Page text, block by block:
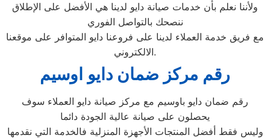
ولأننا نعلم بأن خدمات صيانة دايو لدينا هي الأفضل على الإطلاق
ننصحك بالتواصل الفوري
مع فريق خدمة العملاء لدينا على فروعنا دايو المتوافر على موقعنا
الالكتروني.
رقم مركز ضمان دايو اوسيم
رقم ضمان دايو باوسيم مع مركز صيانة دايو العملاء سوف
يحصلون على صيانة عالية الجودة دائما
وليس فقط أفضل المنتجات الأجهزة المنزلية فالخدمة التي نقدمها